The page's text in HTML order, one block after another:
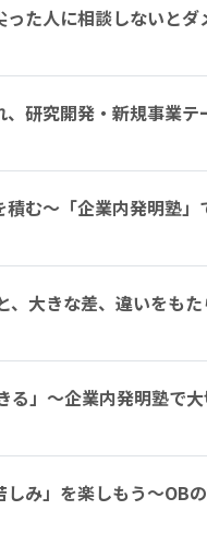
た人に相談しないとダ
研究開発・新規事業テ
む～「企業内発明塾」
大きな差、違いをも
」～企業内発明塾で
み」を楽しもう～OB